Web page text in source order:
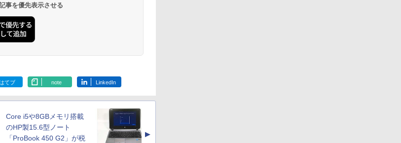
事を優先表示させる
てブ note LinkedIn
Core i5や8GBメモリ搭載
のHP製15.6型ノート
「ProBook 450 G2」が税
▲